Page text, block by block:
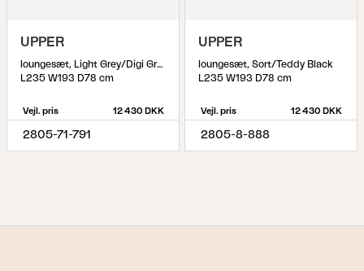
UPPER
loungesæt, Light Grey/Digi Grey
L235 W193 D78 cm
Vejl. pris 12 430 DKK
2805-71-791
UPPER
loungesæt, Sort/Teddy Black
L235 W193 D78 cm
Vejl. pris 12 430 DKK
2805-8-888